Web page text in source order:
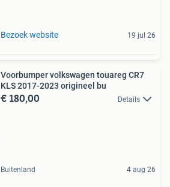
Bezoek website 19 jul 26
Voorbumper volkswagen touareg CR7
KLS 2017-2023 origineel bu
€ 180,00 Details
Buitenland 4 aug 26